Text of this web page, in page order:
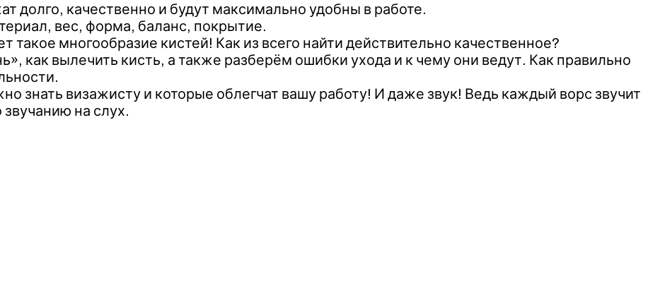
долго, качественно и будут максимально удобны в работе.
вес, форма, баланс, покрытие.
такое многообразие кистей! Как из всего найти действительно качественное?
как вылечить кисть, а также разберём ошибки ухода и к чему они ведут. Как правильно
знать визажисту и которые облегчат вашу работу! И даже звук! Ведь каждый ворс звучит
звучанию на слух.